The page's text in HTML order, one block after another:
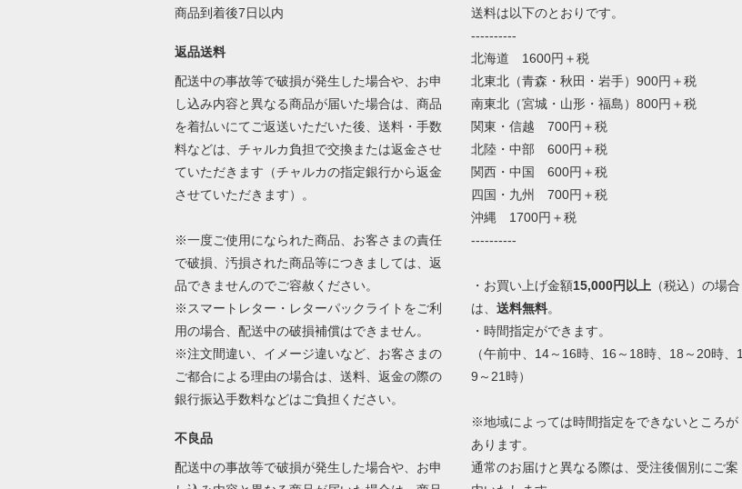
商品到着後7日以内
返品送料
配送中の事故等で破損が発生した場合や、お申
し込み内容と異なる商品が届いた場合は、商品
を着払いにてご返送いただいた後、送料・手数
料などは、チャルカ負担で交換または返金させ
ていただきます（チャルカの指定銀行から返金
させていただきます）。
※一度ご使用になられた商品、お客さまの責任
で破損、汚損された商品等につきましては、返
品できませんのでご容赦ください。
※スマートレター・レターパックライトをご利
用の場合、配送中の破損補償はできません。
※注文間違い、イメージ違いなど、お客さまの
ご都合による理由の場合は、送料、返金の際の
銀行振込手数料などはご負担ください。
不良品
配送中の事故等で破損が発生した場合や、お申
送料は以下のとおりです。
----------
北海道 1600円＋税
北東北（青森・秋田・岩手）900円＋税
南東北（宮城・山形・福島）800円＋税
関東・信越 700円＋税
北陸・中部 600円＋税
関西・中国 600円＋税
四国・九州 700円＋税
沖縄 1700円＋税
----------
・お買い上げ金額15,000円以上 （税込）の場合
は、送料無料。
・時間指定ができます。
（午前中、14～16時、16～18時、18～20時、1
9～21時）
※地域によっては時間指定をできないところが
あります。
通常のお届けと異なる際は、受注後個別にご案